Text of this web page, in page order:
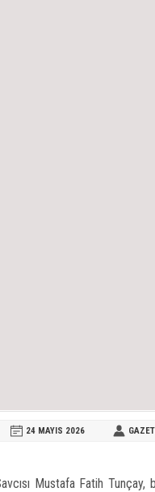
24 MAYIS 2026
Mustafa Fatih Tunçay,